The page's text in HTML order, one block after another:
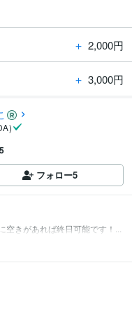
＋ 2,000円
＋ 3,000円
5
フォロー5
きがあれば終日可能です！...